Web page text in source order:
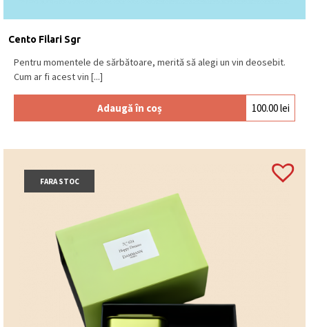
Cento Filari Sgr
Pentru momentele de sărbătoare, merită să alegi un vin deosebit.
Cum ar fi acest vin [...]
Adaugă în coș 100.00lei
FARA STOC